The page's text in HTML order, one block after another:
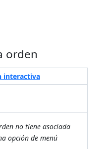
orden
interactiva
no tiene asociada
opción de menú